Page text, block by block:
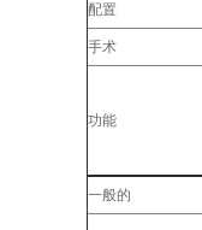
配置
手术
功能
一般的